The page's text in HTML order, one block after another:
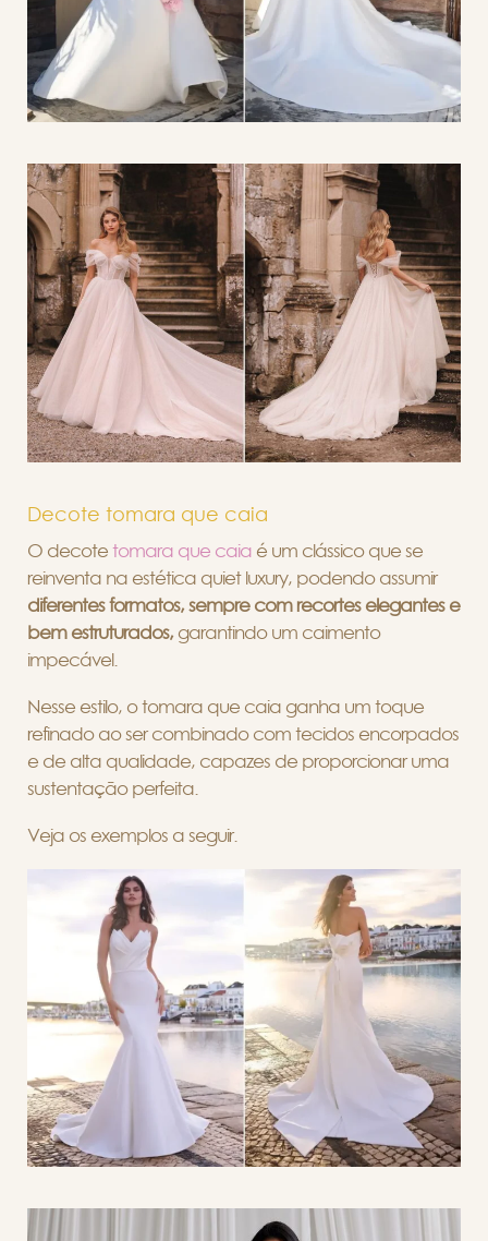
Decote tomara que caia
O decote tomara que caia é um clássico que se
reinventa na estética quiet luxury, podendo assumir
diferentes formatos, sempre com recortes elegantes e
bem estruturados, garantindo um caimento
impecável.
Nesse estilo, o tomara que caia ganha um toque
refinado ao ser combinado com tecidos encorpados
e de alta qualidade, capazes de proporcionar uma
sustentação perfeita.
Veja os exemplos a seguir.